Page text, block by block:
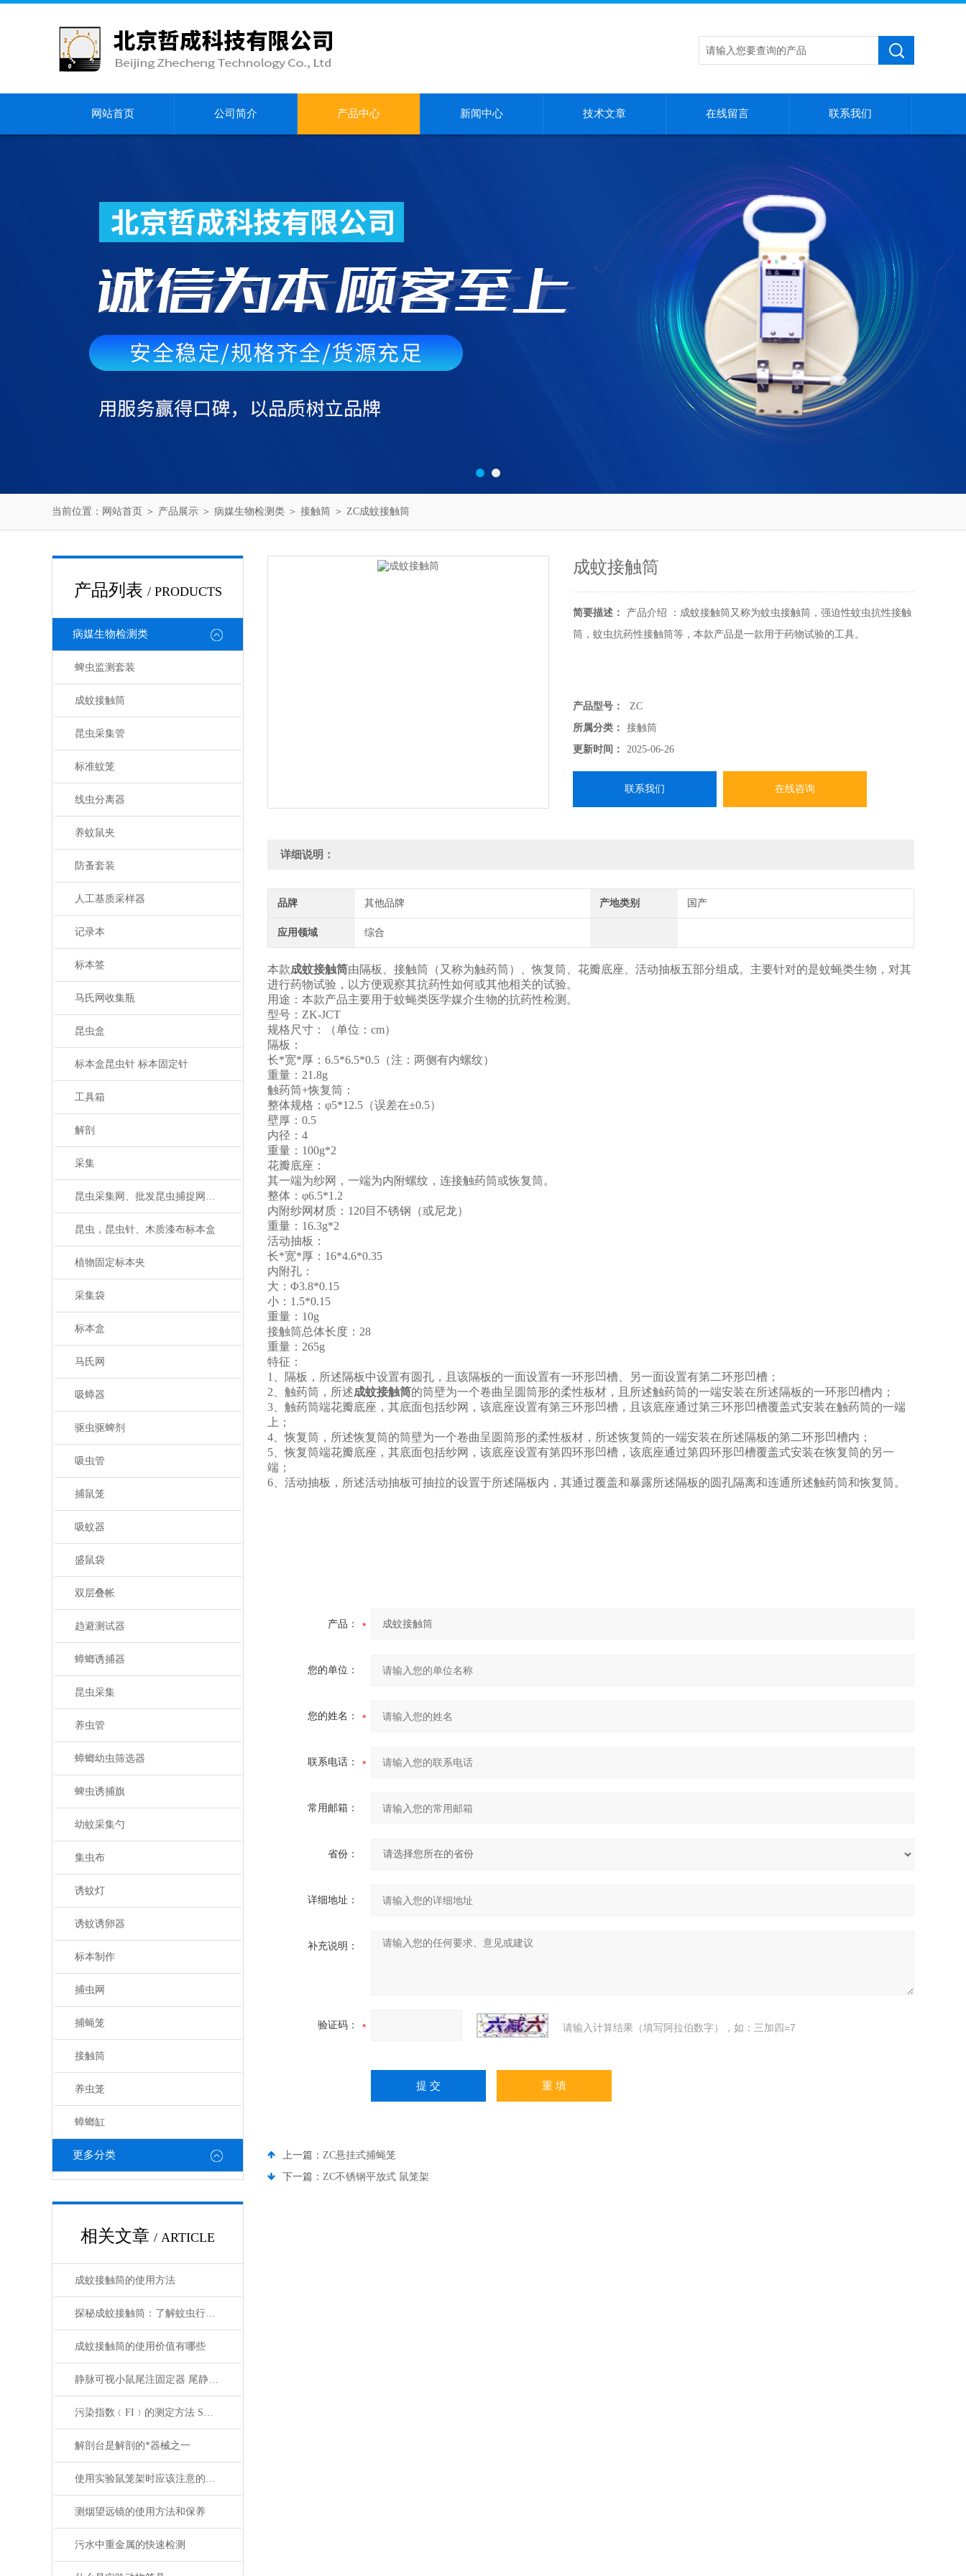
网站首页 公司简介 产品中心 新闻中心 技术文章 在线留言 联系我们
当前位置： 网站首页 ＞ 产品展示 ＞ 病媒生物检测类 ＞ 接触筒 ＞ ZC成蚊接触筒
产品列表 / PRODUCTS
病媒生物检测类
蜱虫监测套装
成蚊接触筒
昆虫采集管
标准蚊笼
线虫分离器
养蚊鼠夹
防蚤套装
人工基质采样器
记录本
标本签
马氏网收集瓶
昆虫盒
标本盒昆虫针 标本固定针
工具箱
解剖
采集
昆虫采集网、批发昆虫捕捉网、捕虫网
昆虫，昆虫针、木质漆布标本盒
植物固定标本夹
采集袋
标本盒
马氏网
吸蟑器
驱虫驱蜱剂
吸虫管
捕鼠笼
吸蚊器
盛鼠袋
双层叠帐
趋避测试器
蟑螂诱捕器
昆虫采集
养虫管
蟑螂幼虫筛选器
蜱虫诱捕旗
幼蚊采集勺
集虫布
诱蚊灯
诱蚊诱卵器
标本制作
捕虫网
捕蝇笼
接触筒
养虫笼
蟑螂缸
更多分类
相关文章 / ARTICLE
成蚊接触筒的使用方法
探秘成蚊接触筒：了解蚊虫行为的窗口
成蚊接触筒的使用价值有哪些
静脉可视小鼠尾注固定器 尾静脉注射固定筒架使用方法
污染指数﹝FI﹞的测定方法 SDI测定仪的操作方法
解剖台是解剖的*器械之一
使用实验鼠笼架时应该注意的几个要点
测烟望远镜的使用方法和保养
污水中重金属的快速检测
成蚊接触筒
简要描述：
产品介绍 ：成蚊接触筒又称为蚊虫接触筒，强迫性蚊虫抗性接触
筒，蚊虫抗药性接触筒等，本款产品是一款用于药物试验的工具。
产品型号：
ZC
所属分类：
接触筒
更新时间：
2025-06-26
联系我们 在线咨询
详细说明：
品牌 其他品牌 产地类别 国产
应用领域 综合
本款成蚊接触筒由隔板、接触筒（又称为触药筒）、恢复筒、花瓣底座、活动抽板五部分组成。主要针对的是蚊蝇类生物，对其
进行药物试验，以方便观察其抗药性如何或其他相关的试验。
用途：本款产品主要用于蚊蝇类医学媒介生物的抗药性检测。
型号： ZK-JCT
规格尺寸：
（单位： cm）
隔板：
长*宽*厚：6.5*6.5*0.5（注：两侧有内螺纹）
重量： 21.8g
触药筒+恢复筒：
整体规格： φ5*12.5（误差在±0.5）
壁厚： 0.5
内径： 4
重量： 100g*2
花瓣底座：
其一端为纱网，一端为内附螺纹，连接触药筒或恢复筒。
整体： φ6.5*1.2
内附纱网材质： 120目不锈钢（或尼龙）
重量： 16.3g*2
活动抽板：
长*宽*厚：16*4.6*0.35
内附孔：
大： Φ3.8*0.15
小： 1.5*0.15
重量： 10g
接触筒总体长度： 28
重量： 265g
特征 ：
1、
隔板，所述隔板中设置有圆孔，且该隔板的一面设置有一环形凹槽、另一面设置有第二环形凹槽；
2、 触药筒，所述成蚊接触筒的筒壁为一个卷曲呈 圆筒形的柔性板材，且所述触药筒的一端安装在所述隔板的一环形凹槽内；
3、 触药筒端花瓣底座，其底面包括纱网，该底座设置有第三环形凹槽，且该底座通过第三环形凹槽覆盖式安装在触药筒的一端
上；
4、恢复筒，所述恢复筒的筒壁为一个卷曲呈 圆筒形的柔性板材，所述恢复筒的一端安装在所述隔板的第二环形凹槽内；
5、恢复筒端花瓣底座，其底面包括纱网，该底座设置有第四环形凹槽，该底座通过第四环形凹槽覆盖式安装在恢复筒的另一
端；
6、 活动抽板，所述活动抽板可抽拉的设置于所述隔板内，其通过覆盖和暴露所述隔板的圆孔隔离和连通所述触药筒和恢复筒。
产品：
您的单位：
您的姓名：
联系电话：
常用邮箱：
省份：
详细地址：
补充说明：
验证码： 请输入计算结果（填写阿拉伯数字），如：三加四=7
上一篇： ZC悬挂式捕蝇笼
下一篇： ZC不锈钢平放式 鼠笼架